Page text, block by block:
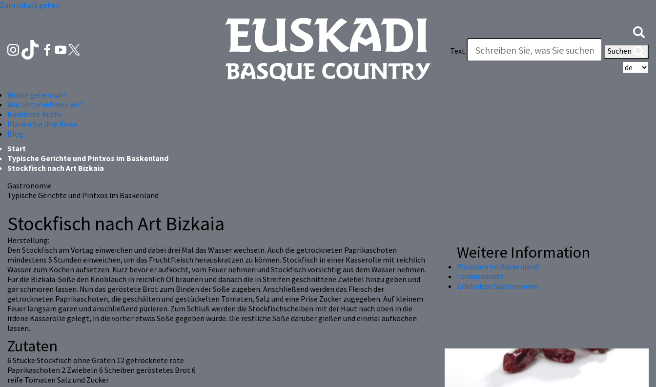
Zum Inhalt gehen
Text
Suchen
Wohin gehen wir?
Was unternehmen wir?
Baskische Küche
Planen Sie Ihre Reise
Blog
Start
Typische Gerichte und Pintxos im Baskenland
Stockfisch nach Art Bizkaia
Gastronomie
Typische Gerichte und Pintxos im Baskenland
Stockfisch nach Art Bizkaia
Herstellung:
Den Stockfisch am Vortag einweichen und dabei drei Mal das Wasser wechseln. Auch die getrockneten Paprikaschoten
mindestens 5 Stunden einweichen, um das Fruchtfleisch herauskratzen zu können. Stockfisch in einer Kasserolle mit reichlich
Wasser zum Kochen aufsetzen. Kurz bevor er aufkocht, vom Feuer nehmen und Stockfisch vorsichtig aus dem Wasser nehmen.
Für die Bizkaia-Soße den Knoblauch in reichlich Öl bräunen und danach die in Streifen geschnittene Zwiebel hinzu geben und
gar schmoren lassen. Nun das geröstete Brot zum Binden der Soße zugeben. Anschließend werden das Fleisch der
getrockneten Paprikaschoten, die geschälten und gestückelten Tomaten, Salz und eine Prise Zucker zugegeben. Auf kleinem
Feuer langsam garen und anschließend pürieren. Zum Schluß werden die Stockfischscheiben mit der Haut nach oben in die
irdene Kasserolle gelegt, in die vorher etwas Soße gegeben wurde. Die restliche Soße darüber gießen und einmal aufkochen
lassen.
Weitere Information
Wo essen im Baskenland
Landprodukte
Erlebnisse Gastronomie
Zutaten
6 Stücke Stockfisch ohne Gräten 12 getrocknete rote
Paprikaschoten 2 Zwiebeln 6 Scheiben geröstetes Brot 6
reife Tomaten Salz und Zucker